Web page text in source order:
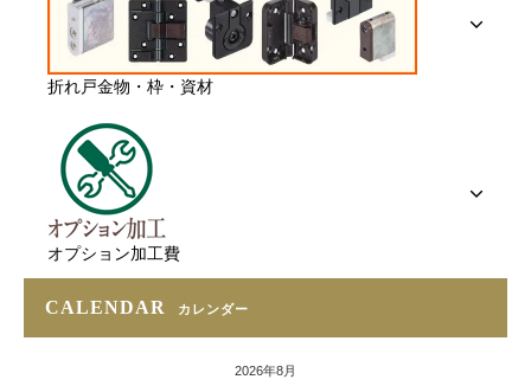
折れ戸金物・枠・資材
オプション加工費
CALENDAR カレンダー
2026年8月